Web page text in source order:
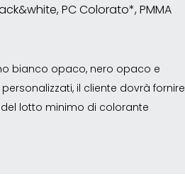
PC Colorato*, PMMA
bianco opaco, nero opaco e
il cliente dovrà fornire
lotto minimo di colorante